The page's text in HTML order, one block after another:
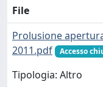
File
Prolusione
2011.pdf
Accesso
Tipologia: Altro